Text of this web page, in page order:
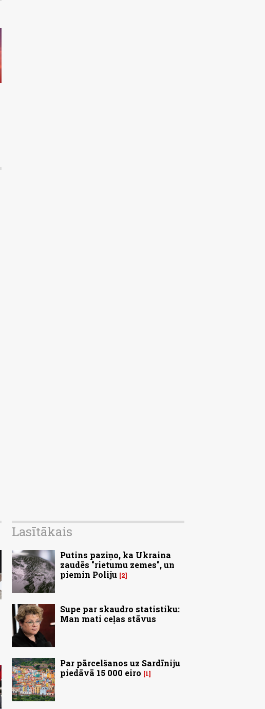
Lasītākais
Putins paziņo, ka Ukraina
zaudēs "rietumu zemes", un
piemin Poliju 2
Supe par skaudro statistiku:
Man mati ceļas stāvus
Par pārcelšanos uz Sardīniju
piedāvā 15 000 eiro
1